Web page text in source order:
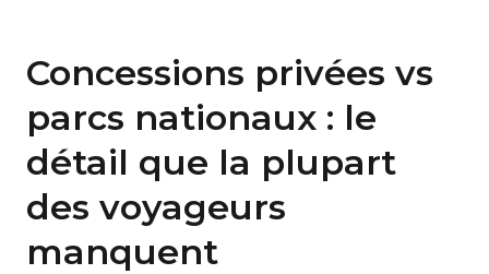
Concessions privées vs
parcs nationaux : le
détail que la plupart
des voyageurs
manquent